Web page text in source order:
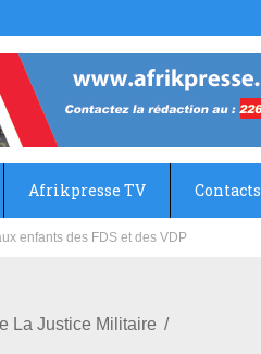
Afrikpresse TV Contacts
La Justice Militaire